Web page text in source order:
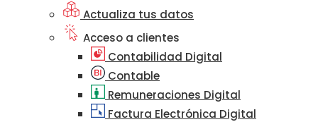
Actualiza tus datos
Acceso a clientes
Contabilidad Digital
Contable
Remuneraciones Digital
Factura Electrónica Digital